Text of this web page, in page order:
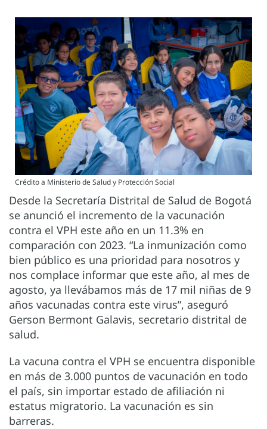
Crédito a Ministerio de Salud y Protección Social
Desde la Secretaría Distrital de Salud de Bogotá
se anunció el incremento de la vacunación
contra el VPH este año en un 11.3% en
comparación con 2023. “La inmunización como
bien público es una prioridad para nosotros y
nos complace informar que este año, al mes de
agosto, ya llevábamos más de 17 mil niñas de 9
años vacunadas contra este virus”, aseguró
Gerson Bermont Galavis, secretario distrital de
salud.
La vacuna contra el VPH se encuentra disponible
en más de 3.000 puntos de vacunación en todo
el país, sin importar estado de afiliación ni
estatus migratorio. La vacunación es sin
barreras.